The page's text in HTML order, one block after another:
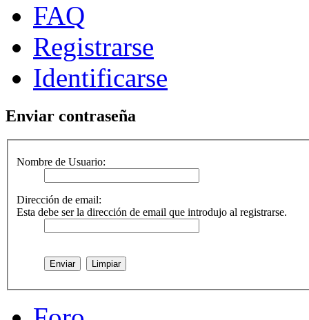
FAQ
Registrarse
Identificarse
Enviar contraseña
Nombre de Usuario:
Dirección de email:
Esta debe ser la dirección de email que introdujo al registrarse.